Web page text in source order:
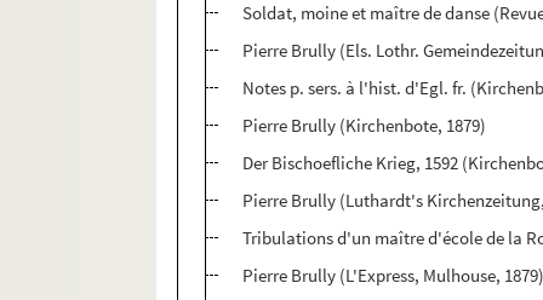
Soldat, moine et maître de danse
Pierre Brully (Els. Lothr.
Notes p. sers. à l'hist. d'Egl. fr.
Pierre Brully (Kirchenbote, 1879)
Der Bischoefliche Krieg, 1592
Pierre Brully (Luthardt's
Tribulations d'un maître d'école de la
Pierre Brully (L'Express, Mulhouse,